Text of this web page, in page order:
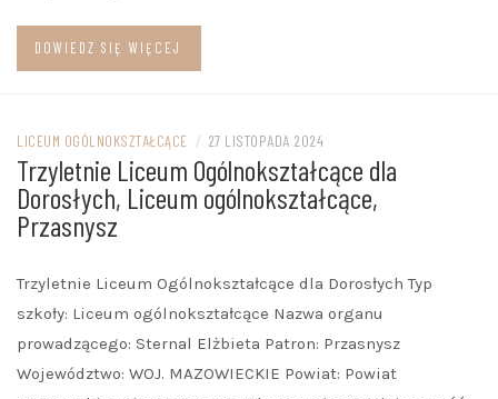
DOWIEDZ SIĘ WIĘCEJ
LICEUM OGÓLNOKSZTAŁCĄCE / 27 LISTOPADA 2024
Trzyletnie Liceum Ogólnokształcące dla
Dorosłych, Liceum ogólnokształcące,
Przasnysz
Trzyletnie Liceum Ogólnokształcące dla Dorosłych Typ
szkoły: Liceum ogólnokształcące Nazwa organu
prowadzącego: Sternal Elżbieta Patron: Przasnysz
Województwo: WOJ. MAZOWIECKIE Powiat: Powiat